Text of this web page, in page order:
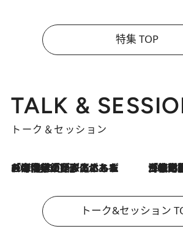
特集 TOP
TALK &
トーク＆セッション
2026.8.3
「今後値上げがあるとすれば…」「リスクがあるのは今年の冬」エネルギー専門家が語る、ホルムズ海峡封鎖が家庭にもたらす“ある心配” 「住宅建てられない…」「サーチャージ料の高値が続いている」ホルム
トーク&セッション